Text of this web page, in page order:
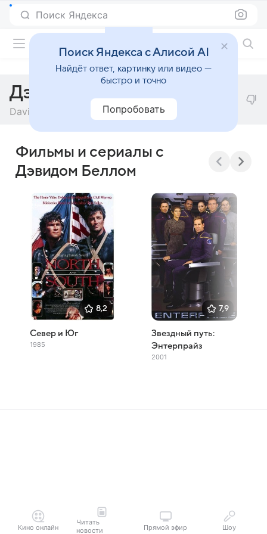
Поиск Яндекса
Дэвид Белл
David Bell
Фильмы и сериалы с
Дэвидом Беллом
8,2
Север и Юг
1985
7,9
Звездный путь:
Энтерпрайз
2001
Кино онлайн
Читать
новости
Прямой эфир Шоу
Поиск Яндекса с Алисой AI
Найдёт ответ, картинку или видео —
быстро и точно
Попробовать